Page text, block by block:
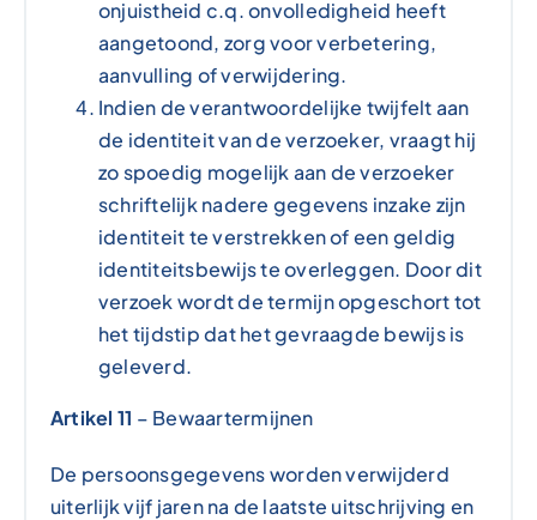
onjuistheid c.q. onvolledigheid heeft
aangetoond, zorg voor verbetering,
aanvulling of verwijdering.
Indien de verantwoordelijke twijfelt aan
de identiteit van de verzoeker, vraagt hij
zo spoedig mogelijk aan de verzoeker
schriftelijk nadere gegevens inzake zijn
identiteit te verstrekken of een geldig
identiteitsbewijs te overleggen. Door dit
verzoek wordt de termijn opgeschort tot
het tijdstip dat het gevraagde bewijs is
geleverd.
Artikel 11 – Bewaartermijnen
De persoonsgegevens worden verwijderd
uiterlijk vijf jaren na de laatste uitschrijving en